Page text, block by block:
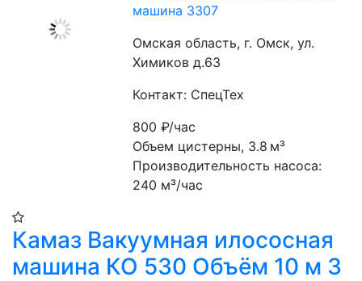
машина 3307
Омская область, г. Омск, ул.
Химиков д.63
Контакт: СпецТех
800₽/час
Объем цистерны, 3.8 м³
Производительность насоса:
240 м³/час
Камаз Вакуумная илососная
машина КО 530 Объём 10 м 3